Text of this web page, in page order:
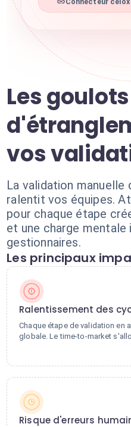
Connecteur
Les goulots
vos
La validation
ralentit vos équipes.
pour chaque étape
et une charge mentale
gestionnaires.
Les principaux
Ralentissement des
Chaque étape de validation en
globale. Le time-to-market
Risque d'erreurs